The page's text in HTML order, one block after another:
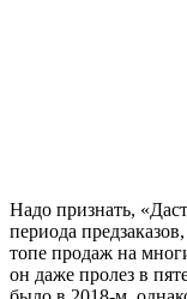
Надо признать,
периода
топе продаж на
он даже пролез в